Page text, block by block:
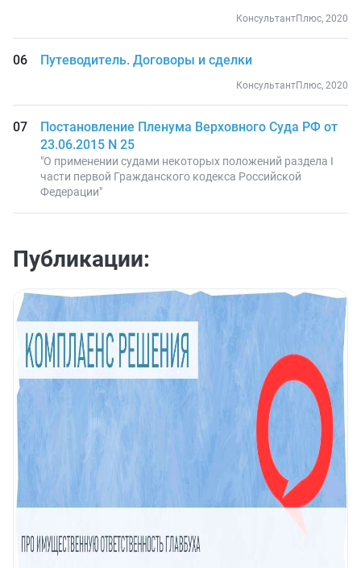
КонсультантПлюс, 2020
Путеводитель. Договоры и сделки
КонсультантПлюс, 2020
Постановление Пленума Верховного Суда РФ от
23.06.2015 N 25
"О применении судами некоторых положений раздела I
части первой Гражданского кодекса Российской
Федерации"
Публикации: